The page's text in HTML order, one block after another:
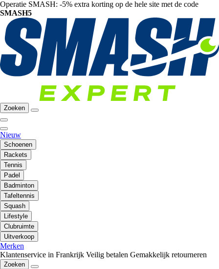
Operatie SMASH: -5% extra korting op de hele site met de code
SMASH5
Zoeken
Nieuw
Schoenen
Rackets
Tennis
Padel
Badminton
Tafeltennis
Squash
Lifestyle
Clubruimte
Uitverkoop
Merken
Klantenservice in Frankrijk Veilig betalen Gemakkelijk retourneren
Zoeken